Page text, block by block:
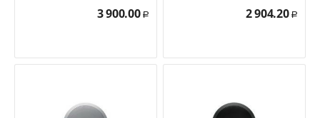
3 900.00 Р 2 904.20 Р